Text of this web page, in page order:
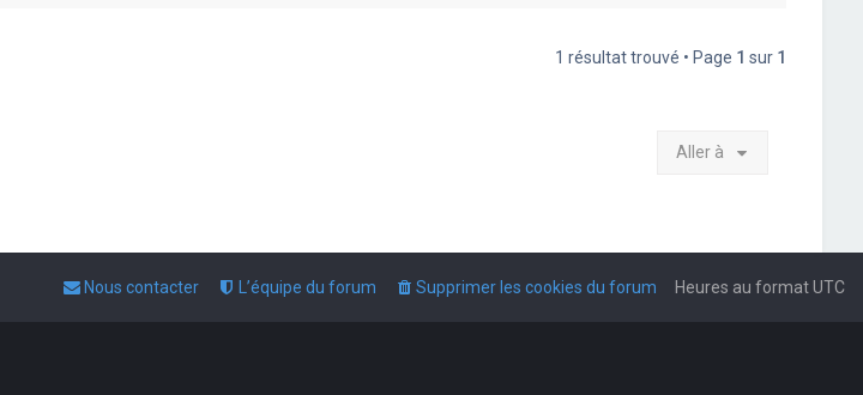
1 résultat trouvé • Page 1 sur 1
Aller à
Heures au formatUTC
Supprimer les cookies du forum
L’équipe du forum
Nous contacter